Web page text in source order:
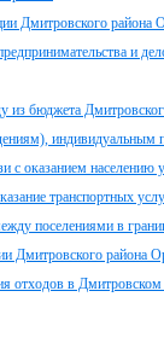
Дмитровского
и
из бюджета
индивидуальным
с оказанием населению
транспортных
поселениями в
Дмитровского района
в Дмитровском